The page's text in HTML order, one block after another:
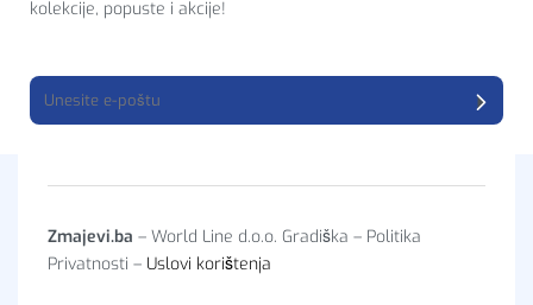
kolekcije, popuste i akcije!
Zmajevi.ba – World Line d.o.o. Gradiška – Politika
Privatnosti – Uslovi korištenja